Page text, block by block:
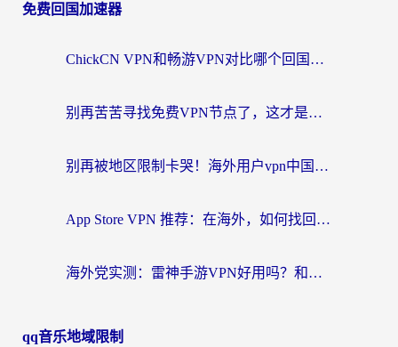
免费回国加速器
ChickCN VPN和畅游VPN对比哪个回国效果更好？海外党必看的回国加速器选择指南
别再苦苦寻找免费VPN节点了，这才是海外访问国内资源的正确姿势
别再被地区限制卡哭！海外用户vpn中国下载全攻略，无缝刷剧办公社交
App Store VPN 推荐：在海外，如何找回那扇回家的“任意门”？
海外党实测：雷神手游VPN好用吗？和闪电VPN对比哪个回国效果更好？附小众工具深度测评
qq音乐地域限制